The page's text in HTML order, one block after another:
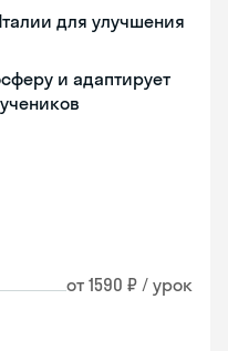
для улучшения
и адаптирует
от 1590 ₽ / урок